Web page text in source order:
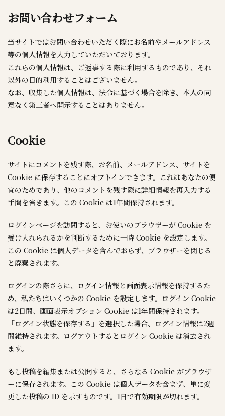
お問い合わせフォーム
当サイトではお問い合わせいただく際にお名前やメールアドレス
等の個人情報を入力していただいております。
これらの個人情報は、ご返事する際に利用するものであり、それ
以外の目的利用することはございません。
なお、収集した個人情報は、法令に基づく場合を除き、本人の同
意なく第三者へ開示することはありません。
Cookie
サイトにコメントを残す際、お名前、メールアドレス、サイトを
Cookie に保存することにオプトインできます。これはあなたの便
宜のためであり、他のコメントを残す際に詳細情報を再入力する
手間を省きます。この Cookie は1年間保持されます。
ログインページを訪問すると、お使いのブラウザーが Cookie を
受け入れられるかを判断するために一時 Cookie を設定します。
この Cookie は個人データを含んでおらず、ブラウザーを閉じる
と廃棄されます。
ログインの際さらに、ログイン情報と画面表示情報を保持するた
め、私たちはいくつかの Cookie を設定します。ログイン Cookie
は2日間、画面表示オプション Cookie は1年間保持されます。
「ログイン状態を保存する」を選択した場合、ログイン情報は2週
間維持されます。ログアウトするとログイン Cookie は消去され
ます。
もし投稿を編集または公開すると、さらなる Cookie がブラウザ
ーに保存されます。この Cookie は個人データを含まず、単に変
更した投稿の ID を示すものです。1日で有効期限が切れます。